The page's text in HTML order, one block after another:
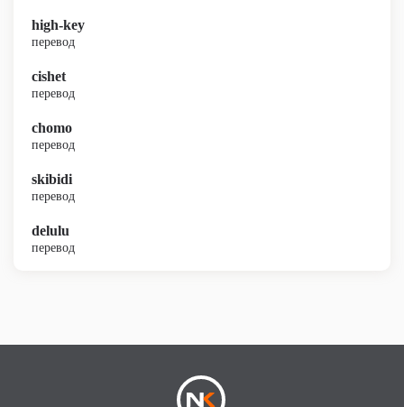
high-key
перевод
cishet
перевод
chomo
перевод
skibidi
перевод
delulu
перевод